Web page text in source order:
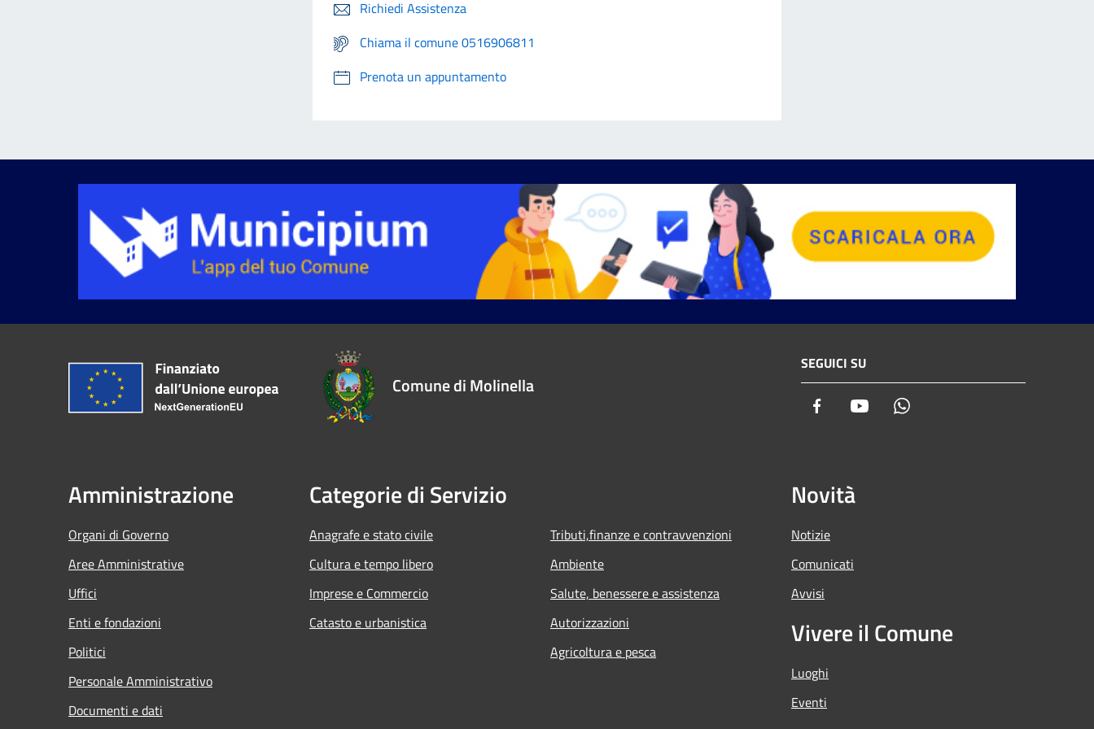
Richiedi Assistenza
Chiama il comune 0516906811
Prenota un appuntamento
Comune di Molinella
SEGUICI SU
Facebook Youtube
Amministrazione
Organi di Governo
Aree Amministrative
Uffici
Enti e fondazioni
Politici
Personale Amministrativo
Documenti e dati
Categorie di Servizio
Anagrafe e stato civile
Cultura e tempo libero
Imprese e Commercio
Catasto e urbanistica
Tributi,finanze e contravvenzioni
Ambiente
Salute, benessere e assistenza
Autorizzazioni
Agricoltura e pesca
Novità
Notizie
Comunicati
Avvisi
Vivere il Comune
Luoghi
Eventi